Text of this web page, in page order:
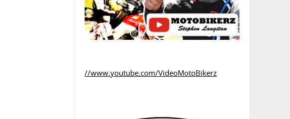
//www.youtube.com/VideoMotoBikerz